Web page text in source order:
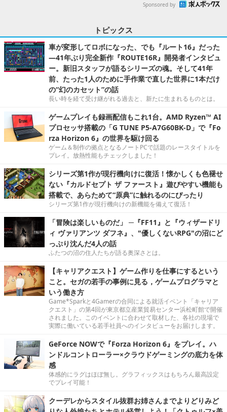
Sponsored by
トピックス
車が変形してロボになった、でも『ルート16』だった
―41年ぶり完全新作『ROUTE16R』開発者インタビュ
ー。新旧スタッフが語るシリーズの魂。そして41年
前、たった1人のために手作業で直した世界に1本だけ
の“幻のカセット”の話
長い時を経て受け継がれる過去と、新たに生まれるものとは。
ゲームプレイも録画配信もこれ1台。AMD Ryzen™ AI
プロセッサ搭載の「G TUNE P5-A7G60BK-D」で『Fo
rza Horizon 6』の世界を駆け回る
ゲーム＆制作の拠点となるノートPCで話題のレースタイトルを
プレイ。放熱性能もチェックしました！
シリーズ第1作が現行機向けに復活！懐かしくも色褪せ
ない『カルドセプト ザ ファースト』遊びやすい機能も
搭載で、あらためて“原典”に触れるのにぴったり
シリーズ第1作が現行機向けの新機能を備えて復活！
「冒険は楽しいものだ」 ─『FF11』と『ウィザードリ
ィ ヴァリアンツ ダフネ』、"優しくないRPG"の沼にど
っぷり沈んだ4人の話
ふたつの沼の住人たちが語る奥深さとは。
【キャリアクエスト】ゲーム作りを仕事にするという
こと。セガの若手の事例に見る，ゲームプログラマと
いう働き方
Game*Sparkと4Gamerの合同による就活イベント「キャリア
クエスト」の第4回が東京都立産業貿易センター浜松町館で開催
されました。このイベントに合わせて取材した、各社の現場で
実際に働いている若手社員へのインタビューをお届けします。
GeForce NOWで『Forza Horizon 6』をプレイ。ハ
ンドルコントローラー×クラウドゲーミングの底力を体
感
体感的にラグはほぼ無し。グラフィックスはもちろん最高設定
でプレイ可能！
クーデレからスタイル抜群お姉さんまでよりどりみど